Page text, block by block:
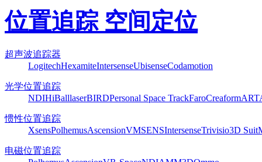
位置追踪 空间定位
超声波追踪器
LogitechHexamiteIntersenseUbisenseCodamotion
光学位置追踪
NDIHiBalllaserBIRDPersonal Space TrackFaroCreaformART
惯性位置追踪
XsensPolhemusAscensionVMSENSIntersenseTrivisio3D Suit
电磁位置追踪